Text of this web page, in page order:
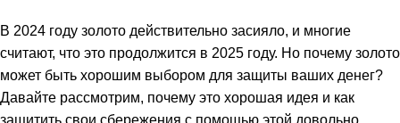
В 2024 году золото действительно засияло, и многие
считают, что это продолжится в 2025 году. Но почему золото
может быть хорошим выбором для защиты ваших денег?
Давайте рассмотрим, почему это хорошая идея и как
защитить свои сбережения с помощью этой довольно